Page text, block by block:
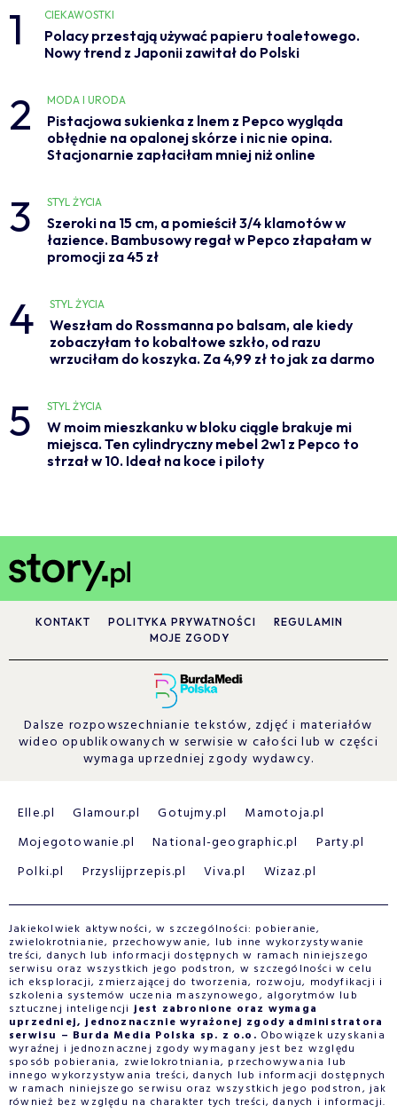
1 CIEKAWOSTKI
Polacy przestają używać papieru toaletowego.
Nowy trend z Japonii zawitał do Polski
2 MODA I URODA
Pistacjowa sukienka z lnem z Pepco wygląda
obłędnie na opalonej skórze i nic nie opina.
Stacjonarnie zapłaciłam mniej niż online
3 STYL ŻYCIA
Szeroki na 15 cm, a pomieścił 3/4 klamotów w
łazience. Bambusowy regał w Pepco złapałam w
promocji za 45 zł
4 STYL ŻYCIA
Weszłam do Rossmanna po balsam, ale kiedy
zobaczyłam to kobaltowe szkło, od razu
wrzuciłam do koszyka. Za 4,99 zł to jak za darmo
5 STYL ŻYCIA
W moim mieszkanku w bloku ciągle brakuje mi
miejsca. Ten cylindryczny mebel 2w1 z Pepco to
strzał w 10. Ideał na koce i piloty
KONTAKT POLITYKA PRYWATNOŚCI
REGULAMIN
MOJE ZGODY
Dalsze rozpowszechnianie tekstów, zdjęć i materiałów
wideo opublikowanych w serwisie w całości lub w części
wymaga uprzedniej zgody wydawcy.
Elle.pl Glamour.pl Gotujmy.pl
Mamotoja.pl
Mojegotowanie.pl
National-geographic.pl
Party.pl
Polki.pl
Przyslijprzepis.pl Viva.pl Wizaz.pl
Jakiekolwiek aktywności, w szczególności: pobieranie,
zwielokrotnianie, przechowywanie, lub inne wykorzystywanie
treści, danych lub informacji dostępnych w ramach niniejszego
serwisu oraz wszystkich jego podstron, w szczególności w celu
ich eksploracji, zmierzającej do tworzenia, rozwoju, modyfikacji i
szkolenia systemów uczenia maszynowego, algorytmów lub
sztucznej inteligencjijest zabronione oraz wymaga
uprzedniej, jednoznacznie wyrażonej zgody administratora
serwisu – Burda Media Polska sp. z o.o. Obowiązek uzyskania
wyraźnej i jednoznacznej zgody wymagany jest bez względu
sposób pobierania, zwielokrotniania, przechowywania lub
innego wykorzystywania treści, danych lub informacji dostępnych
w ramach niniejszego serwisu oraz wszystkich jego podstron, jak
również bez względu na charakter tych treści, danych i informacji.